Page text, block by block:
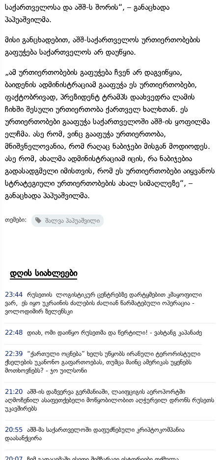
საქართველოსა და აშშ-ს შორის“, – განაცხადა
პაპუაშვილმა.
მისი განცხადებით, აშშ-საქართველოს ურთიერთობების
გაფუჭება საქართველოს არ დაუწყია.
„ამ ურთიერთობების გაფუჭება ჩვენ არ დაგვიწყია,
ბაიდენის ადმინისტრაციამ გააფუჭა ეს ურთიერთობები,
ფაქტობრივად, პრეზიდენტ ტრამპს დაახვედრა ლამის
ჩიხში შესული ურთიერთობა ქართველ ხალხთან. ეს
ურთიერთობები გააფუჭა საქართველოში აშშ-ის ყოფილმა
ელჩმა. ასე რომ, ვინც გააფუჭა ურთიერთობა,
მნიშვნელოვანია, რომ რაღაც ნაბიჯები მისგან მოდიოდეს.
ასე რომ, ახალმა ადმინისტრაციამ იცის, რა ნაბიჯებია
გადასადგმელი იმისთვის, რომ ეს ურთიერთობები აიყვანოს
სტრატეგიული ურთიერთობების ახალ სიმაღლეზე“, –
განაცხადა პაპუაშვილმა.
თემები: შალვა პაპუაშვილი
დღის სიახლეები
23:44 რუსეთის ლოგისტიკურ ცენტრებზე დარტყმებით კმაყოფილი
ვარ, ეს იყო უკრაინის ძალების ძალიან წარმატებული ოპერაცია -
ვოლოდიმირ ზელენსკი
22:48 დიახ, ომი დაიწყო რუსეთმა და წერტილი! - ვახტანგ კაპანაძე
22:39
“ქართული ოცნება” ხელს უწყობს ირანული ტერორისტული
ქსელების უკანონო გაფართოებას, თუმცა მაინც ამერიკას უყენებს
მოთხოვნებს? - ჯო უილსონი
21:20 აშშ-ის დაზვერვა გერმანიაში, ლაიფციგის აეროპორტში
აღმოჩენილ ასაფეთქებელი მოწყობილობით აღჭურვილ დრონს რუსეთს
უკავშირებს
20:55 აშშ-მა საქართველოში დაფუძნებული კრიპტოკომპანია
დაასანქცირა